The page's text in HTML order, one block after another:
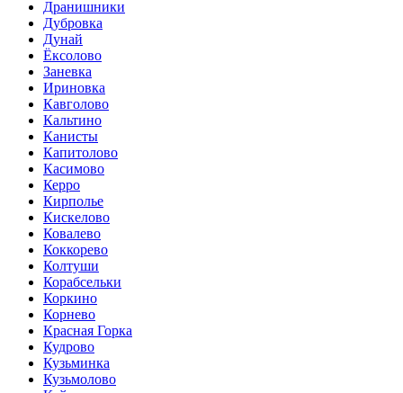
Дранишники
Дубровка
Дунай
Ёксолово
Заневка
Ириновка
Кавголово
Кальтино
Канисты
Капитолово
Касимово
Керро
Кирполье
Кискелово
Ковалево
Коккорево
Колтуши
Корабсельки
Коркино
Корнево
Красная Горка
Кудрово
Кузьминка
Кузьмолово